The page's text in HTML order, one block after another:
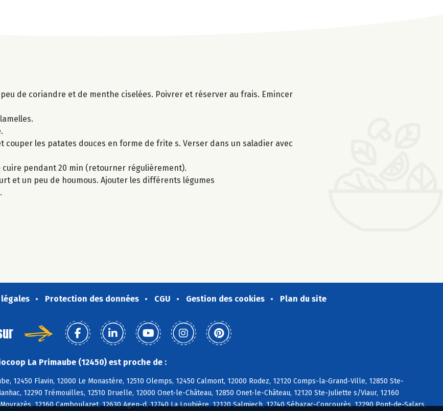
de coriandre et de menthe ciselées. Poivrer et réserver au frais. Emincer
les patates douces en forme de frite s. Verser dans un saladier avec
pendant 20 min (retourner régulièrement).
et un peu de houmous. Ajouter les différents légumes
Protection des données CGU Gestion des cookies Plan du site
La Primaube (12450) est proche de :
12450 Flavin, 12000 Le Monastère, 12510 Olemps, 12450 Calmont, 12000 Rodez, 12120 Comps-la-Grand-Ville, 12850 Ste-
12290 Trémouilles, 12510 Druelle, 12000 Onet-le-Château, 12850 Onet-le-Château, 12120 Ste-Juliette s/Viaur, 12160
12160 Camboulazet, 12630 Agen-d, 12740 La Loubière, 12120 Salmiech, 12740 Sébazac-Concourès, 12290 Pont-de-Salars,